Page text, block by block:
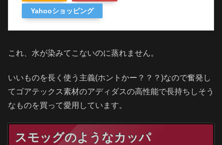
Yahooショッピング
これ、水が染みてこないのに蒸れません。
いいものを長く使う主義(ホントかー？？？)なので奮発し
てゴアテックス素材のアディダスの高性能で長持ちしそう
なものを買って愛用しています。
スモッグのようなカッパ